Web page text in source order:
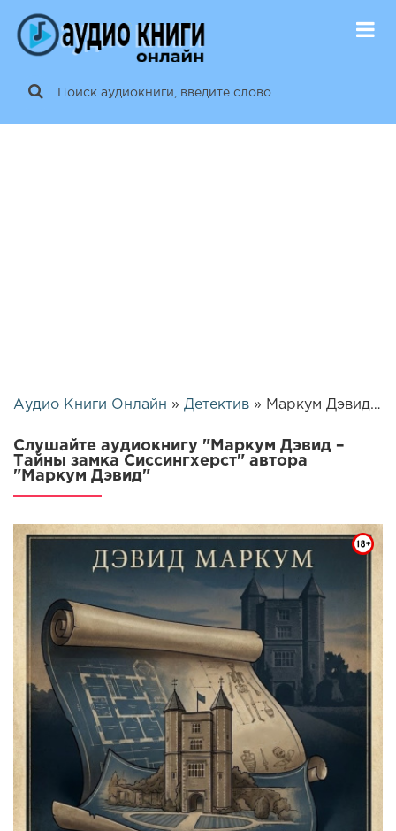
Аудио Книги Онлайн » Детектив » Маркум Дэвид – Тайны замка Сиссингхерст | 25471
Слушайте аудиокнигу "Маркум Дэвид –
Тайны замка Сиссингхерст" автора
"Маркум Дэвид"